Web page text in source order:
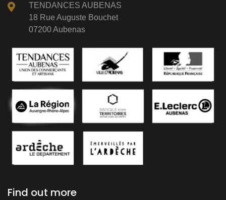
TENDANCES AUBENAS
18 Rue Auguste Bouchet
07200 Aubenas
Find out more